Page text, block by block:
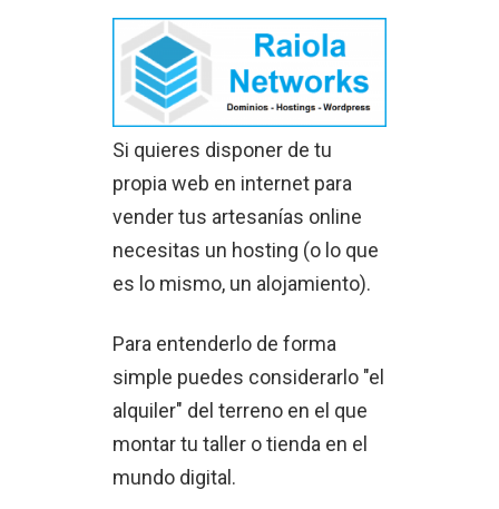
Si quieres disponer de tu
propia web en internet para
vender tus artesanías online
necesitas un hosting (o lo que
es lo mismo, un alojamiento).
Para entenderlo de forma
simple puedes considerarlo "el
alquiler" del terreno en el que
montar tu taller o tienda en el
mundo digital.